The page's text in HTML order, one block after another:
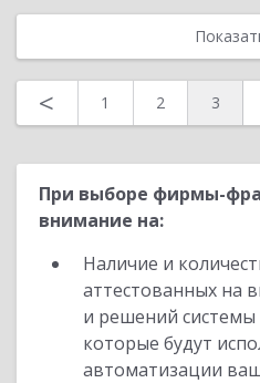
< 1 2 3
При выборе фирмы-
внимание на:
Наличие и
аттестованных на
и решений
которые будут
автоматизации